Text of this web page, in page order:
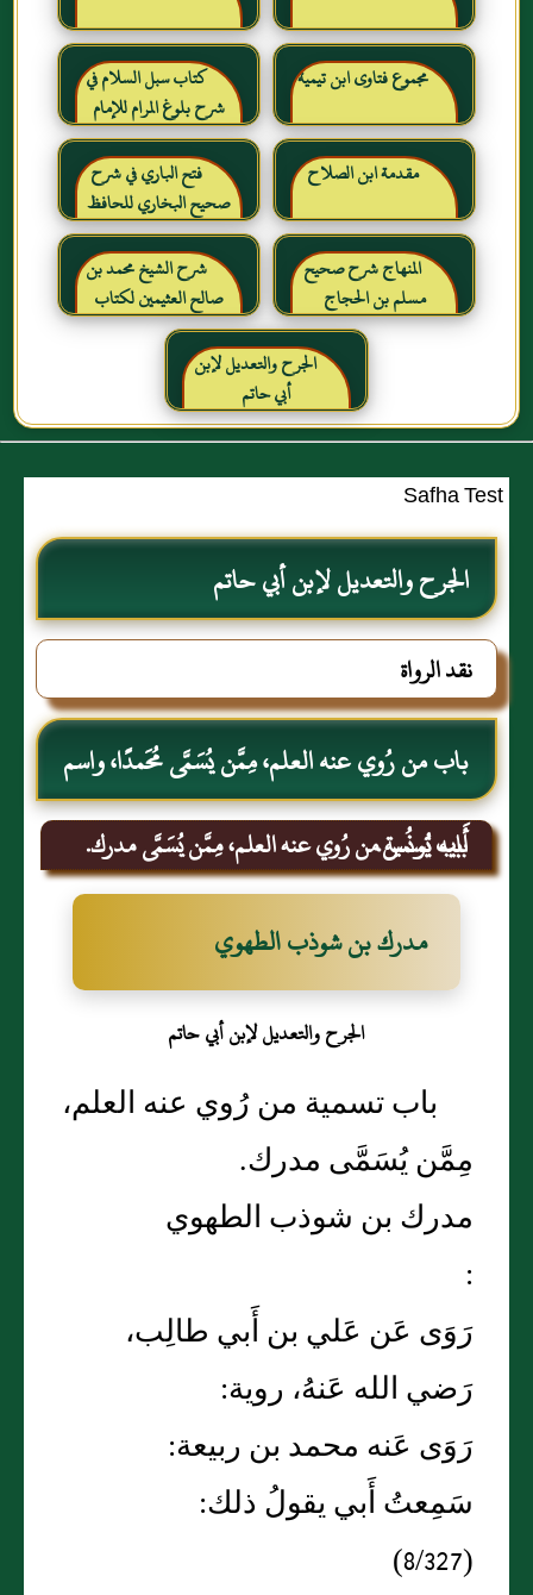
مجموع فتاوى ابن تيمية
كتاب سبل السلام في
شرح بلوغ المرام للإمام
الصنعاني رحمه الله
مقدمة ابن الصلاح
فتح الباري في شرح
صحيح البخاري للحافظ
ابن حجر العسقلاني
المنهاج شرح صحيح
مسلم بن الحجاج
شرح الشيخ محمد بن
صالح العثيمين لكتاب
رياض الصالحين للإمام
النووي رحمهم الله تعالىالجرح والتعديل لإبن
أبي حاتم
Safha Test
الجرح والتعديل لإبن أبي حاتم
نقد الرواة
باب من رُوي عنه العلم، مِمَّن يُسَمَّى مُحَمدًا، واسم
أَبيه يُونُس.
باب تسمية من رُوي عنه العلم، مِمَّن يُسَمَّى مدرك.
مدرك بن شوذب الطهوي
الجرح والتعديل لإبن أبي حاتم
باب تسمية من رُوي عنه العلم،
مِمَّن يُسَمَّى مدرك.
مدرك بن شوذب الطهوي
:
رَوَى عَن عَلي بن أَبي طالِب،
رَضي الله عَنهُ، روية:
رَوَى عَنه محمد بن ربيعة:
سَمِعتُ أَبي يقولُ ذلك:
(8/327)